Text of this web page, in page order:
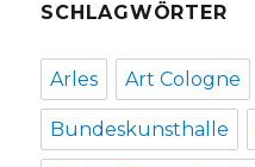
SCHLAGWÖRTER
Arles Art Cologne
Bundeskunsthalle